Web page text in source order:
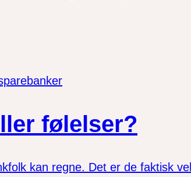
følelser?
kan regne. Det er de faktisk